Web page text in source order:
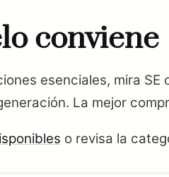
conviene
esenciales, mira
La mejor
o revisa la